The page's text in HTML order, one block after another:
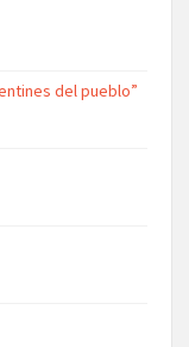
del pueblo”